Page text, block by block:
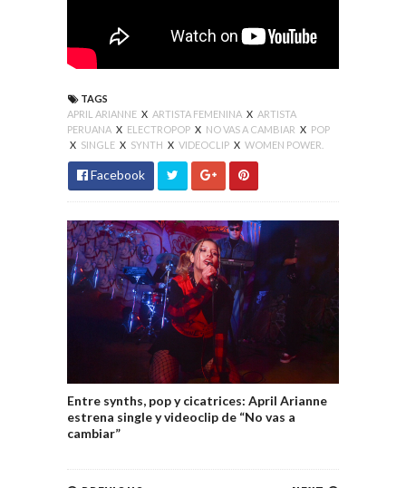
TAGS
APRIL ARIANNE X ARTISTA FEMENINA X ARTISTA
PERUANA X ELECTROPOP X NO VAS A CAMBIAR X POP
X SINGLE X SYNTH X VIDEOCLIP X WOMEN POWER.
Facebook
Entre synths, pop y cicatrices: April Arianne
estrena single y videoclip de “No vas a
cambiar”